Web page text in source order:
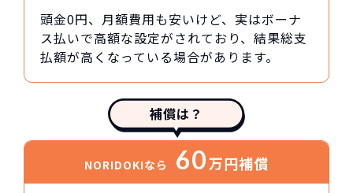
頭金0円、月額費用も安いけど、実はボーナ
ス払いで高額な設定がされており、結果総支
払額が高くなっている場合があります。
補償は？
NORIDOKIなら 60万円補償